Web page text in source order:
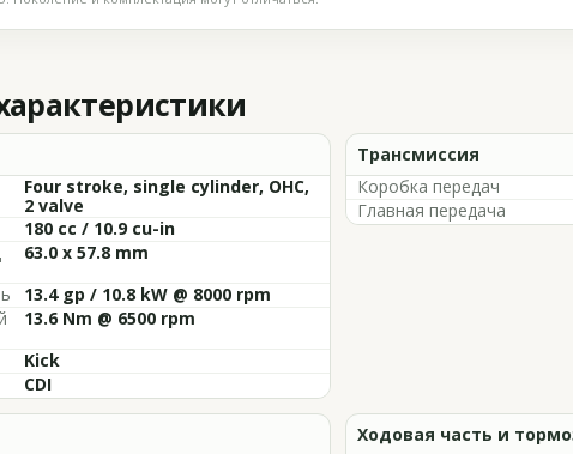
Four stroke, single cylinder, OHC,
2 valve
180 cc / 10.9 cu-in
63.0 x 57.8 mm
13.4 gp / 10.8 kW @ 8000 rpm
13.6 Nm @ 6500 rpm
Kick
CDI
Трансмиссия
Коробка передач
Главная передача
Ходовая часть и